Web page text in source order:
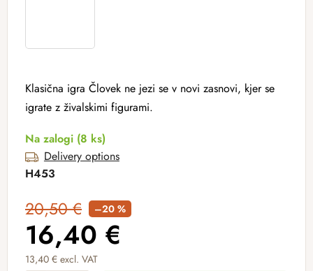
Klasična igra Človek ne jezi se v novi zasnovi, kjer se
igrate z živalskimi figurami.
Na zalogi (8 ks)
Delivery options
H453
20,50 € –20 %
16,40 €
13,40 € excl. VAT